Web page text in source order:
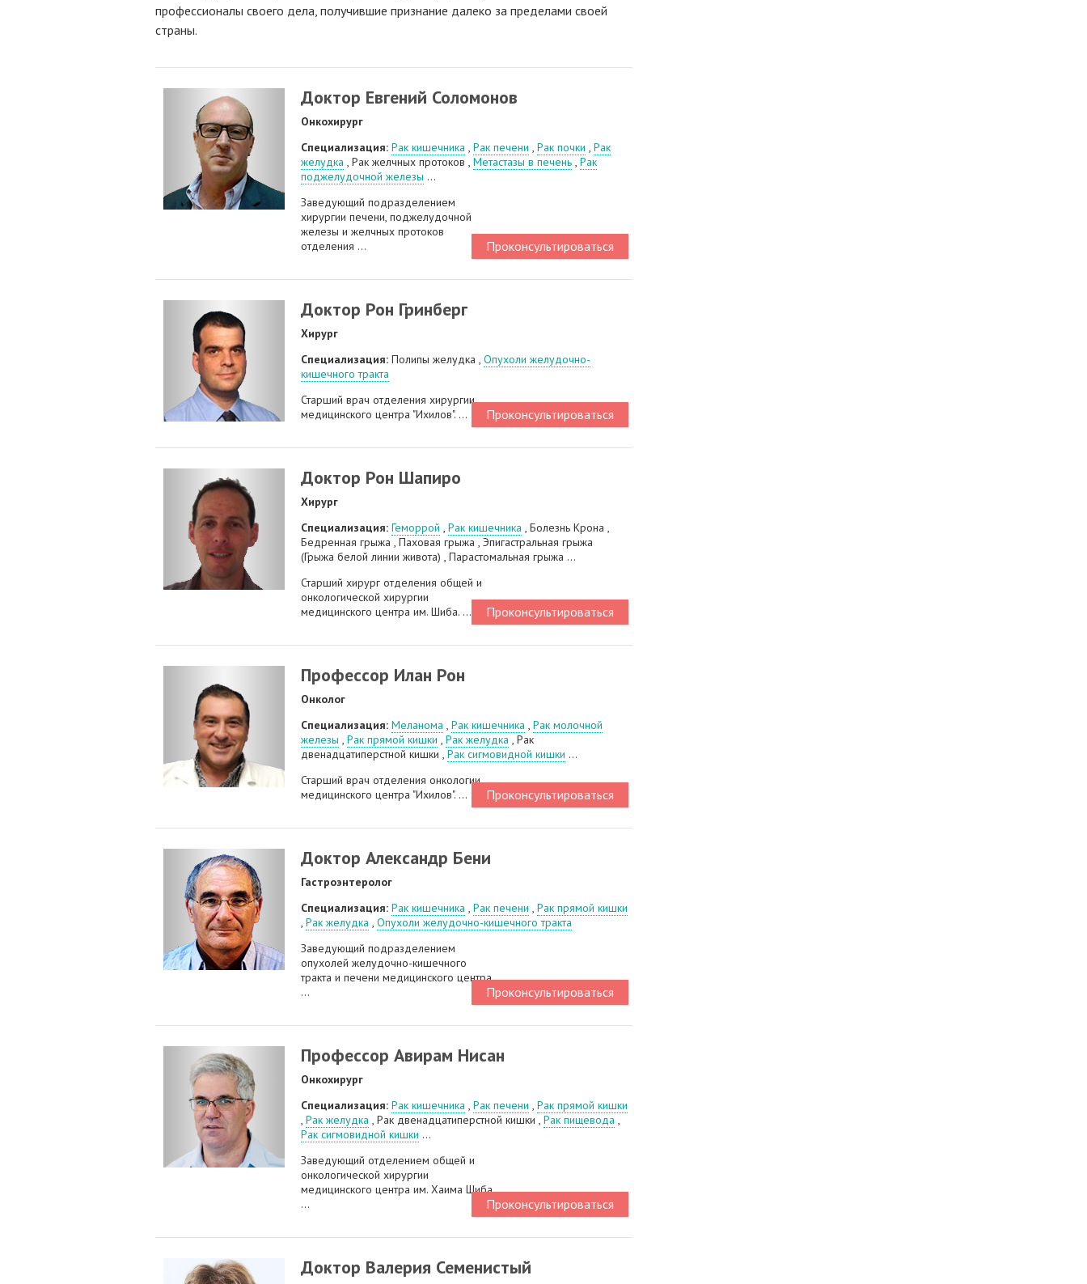
профессионалы своего дела, получившие признание далеко за пределами своей
страны.
Доктор Евгений Соломонов
Онкохирург
Специализация: Рак кишечника , Рак печени , Рак почки , Рак
желудка , Рак желчных протоков , Метастазы в печень , Рак
поджелудочной железы ...
Заведующий подразделением
хирургии печени, поджелудочной
железы и желчных протоков
отделения ...
Проконсультироваться
Доктор Рон Гринберг
Хирург
Специализация: Полипы желудка , Опухоли желудочно-
кишечного тракта
Старший врач отделения хирургии
медицинского центра "Ихилов". ...
Проконсультироваться
Доктор Рон Шапиро
Хирург
Специализация: Геморрой , Рак кишечника , Болезнь Крона ,
Бедренная грыжа , Паховая грыжа , Эпигастральная грыжа
(Грыжа белой линии живота) , Парастомальная грыжа ...
Старший хирург отделения общей и
онкологической хирургии
медицинского центра им. Шиба. ...
Проконсультироваться
Профессор Илан Рон
Онколог
Специализация: Меланома , Рак кишечника , Рак молочной
железы , Рак прямой кишки , Рак желудка , Рак
двенадцатиперстной кишки , Рак сигмовидной кишки ...
Старший врач отделения онкологии
медицинского центра "Ихилов". ...
Проконсультироваться
Доктор Александр Бени
Гастроэнтеролог
Специализация: Рак кишечника , Рак печени , Рак прямой кишки
, Рак желудка , Опухоли желудочно-кишечного тракта
Заведующий подразделением
опухолей желудочно-кишечного
тракта и печени медицинского центра
...
Проконсультироваться
Профессор Авирам Нисан
Онкохирург
Специализация: Рак кишечника , Рак печени , Рак прямой кишки
, Рак желудка , Рак двенадцатиперстной кишки , Рак пищевода ,
Рак сигмовидной кишки ...
Заведующий отделением общей и
онкологической хирургии
медицинского центра им. Хаима Шиба.
...
Проконсультироваться
Доктор Валерия Семенистый